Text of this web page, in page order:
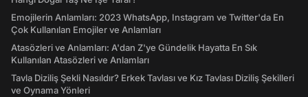
Emojilerin Anlamları: 2023 WhatsApp, Instagram ve Twitter'da En
Çok Kullanılan Emojiler ve Anlamları
Atasözleri ve Anlamları: A'dan Z'ye Gündelik Hayatta En Sık
Kullanılan Atasözleri ve Anlamları
Tavla Diziliş Şekli Nasıldır? Erkek Tavlası ve Kız Tavlası Diziliş Şekilleri
ve Oynama Yönleri